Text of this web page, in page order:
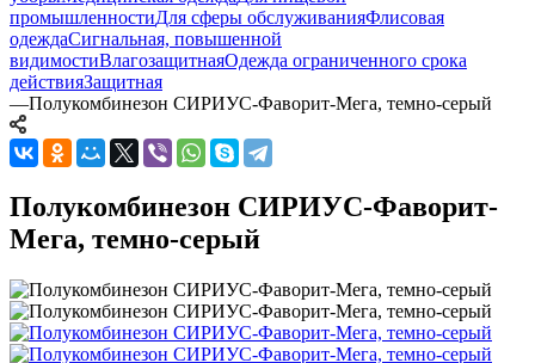
промышленностиДля сферы обслуживанияФлисовая
одеждаСигнальная, повышенной
видимостиВлагозащитнаяОдежда ограниченного срока
действияЗащитная
—Полукомбинезон СИРИУС-Фаворит-Мега, темно-серый
Полукомбинезон СИРИУС-Фаворит-
Мега, темно-серый